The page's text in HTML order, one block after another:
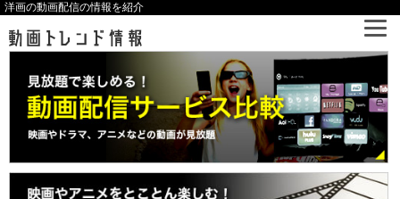
洋画の動画配信の情報を紹介